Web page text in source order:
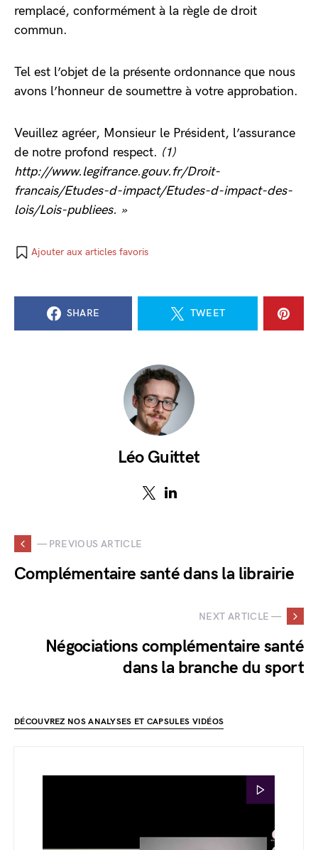
remplacé, conformément à la règle de droit
commun.
Tel est l’objet de la présente ordonnance que nous
avons l’honneur de soumettre à votre approbation.
Veuillez agréer, Monsieur le Président, l’assurance
de notre profond respect. (1)
http://www.legifrance.gouv.fr/Droit-
francais/Etudes-d-impact/Etudes-d-impact-des-
lois/Lois-publiees. »
Ajouter aux articles favoris
SHARE TWEET
Léo Guittet
— PREVIOUS ARTICLE
Complémentaire santé dans la librairie
NEXT ARTICLE —
Négociations complémentaire santé
dans la branche du sport
DÉCOUVREZ NOS ANALYSES ET CAPSULES VIDÉOS